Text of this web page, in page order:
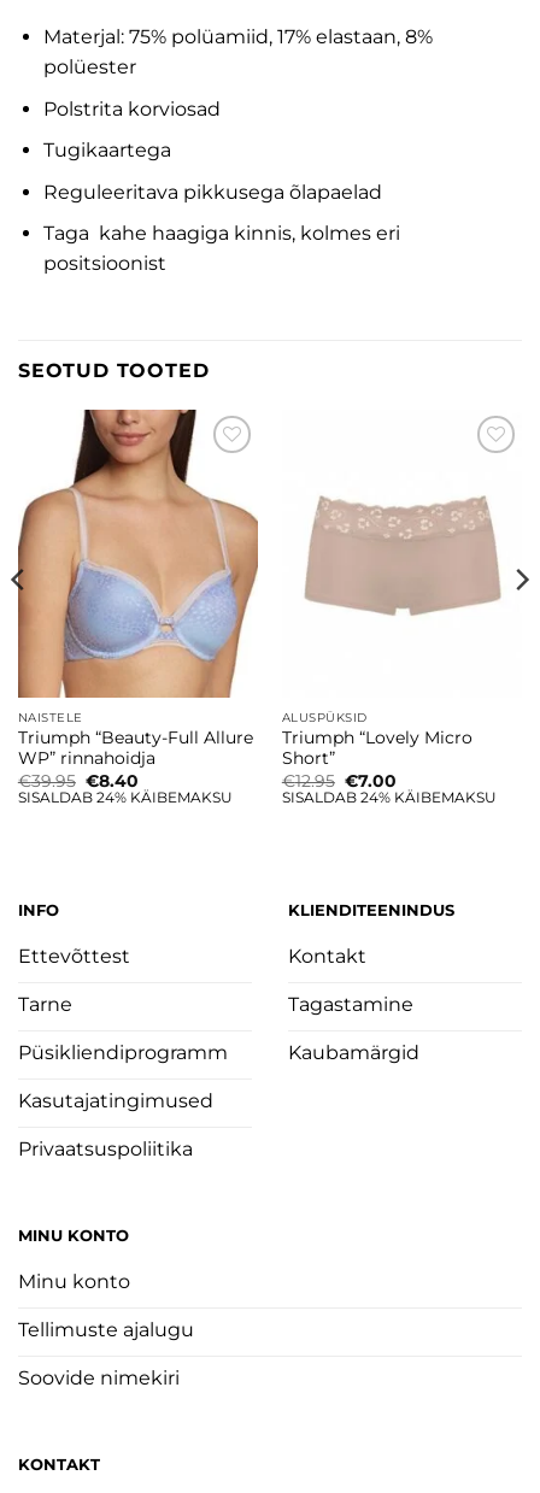
Materjal: 75% polüamiid, 17% elastaan, 8%
polüester
Polstrita korviosad
Tugikaartega
Reguleeritava pikkusega õlapaelad
Taga kahe haagiga kinnis, kolmes eri
positsioonist
SEOTUD TOOTED
Lisa
soovinimekirja
NAISTELE
Triumph “Beauty-Full Allure
WP” rinnahoidja
€39.95 Algne
hind
€8.40Current
price
SISALDAB 24% KÄIBEMAKSU
ALUSPÜKSID
Triumph “Lovely Micro
Short”
€12.95 Algne
hind
€7.00Current
price
SISALDAB 24% KÄIBEMAKSU
INFO
Ettevõttest
Tarne
Püsikliendiprogramm
Kasutajatingimused
Privaatsuspoliitika
KLIENDITEENINDUS
Kontakt
Tagastamine
Kaubamärgid
MINU KONTO
Minu konto
Tellimuste ajalugu
Soovide nimekiri
KONTAKT